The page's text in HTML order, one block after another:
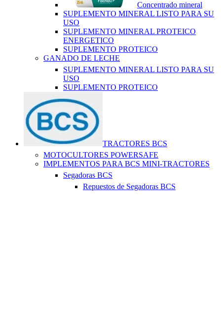
Concentrado mineral
SUPLEMENTO MINERAL LISTO PARA SU
USO
SUPLEMENTO MINERAL PROTEICO
ENERGETICO
SUPLEMENTO PROTEICO
GANADO DE LECHE
SUPLEMENTO MINERAL LISTO PARA SU
USO
SUPLEMENTO PROTEICO
TRACTORES BCS
MOTOCULTORES POWERSAFE
IMPLEMENTOS PARA BCS MINI-TRACTORES
Segadoras BCS
Repuestos de Segadoras BCS